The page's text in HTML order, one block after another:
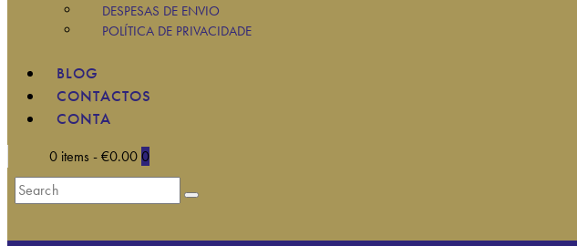
DESPESAS DE ENVIO
POLÍTICA DE PRIVACIDADE
BLOG
CONTACTOS
CONTA
0 items -€0.000
Search